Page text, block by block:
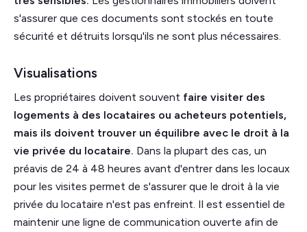
s'assurer que ces documents sont stockés en toute
sécurité et détruits lorsqu'ils ne sont plus nécessaires.
Visualisations
Les propriétaires doivent souvent faire visiter des
logements à des locataires ou acheteurs potentiels,
mais ils doivent trouver un équilibre avec le droit à la
vie privée du locataire. Dans la plupart des cas, un
préavis de 24 à 48 heures avant d'entrer dans les locaux
pour les visites permet de s'assurer que le droit à la vie
privée du locataire n'est pas enfreint. Il est essentiel de
maintenir une ligne de communication ouverte afin de